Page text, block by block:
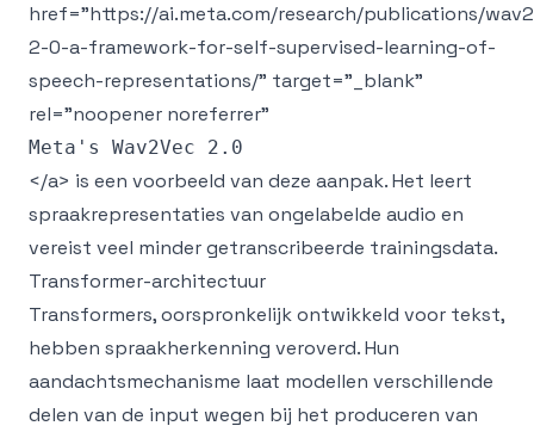
href="https://ai.meta.com/research/publications/
2-0-a-framework-for-self-supervised-learning-of-
speech-representations/" target="_blank"
rel="noopener noreferrer"
</a> is een voorbeeld van deze aanpak. Het leert
spraakrepresentaties van ongelabelde audio en
vereist veel minder getranscribeerde trainingsdata.
Transformer-architectuur
Transformers, oorspronkelijk ontwikkeld voor tekst,
hebben spraakherkenning veroverd. Hun
aandachtsmechanisme laat modellen verschillende
delen van de input wegen bij het produceren van